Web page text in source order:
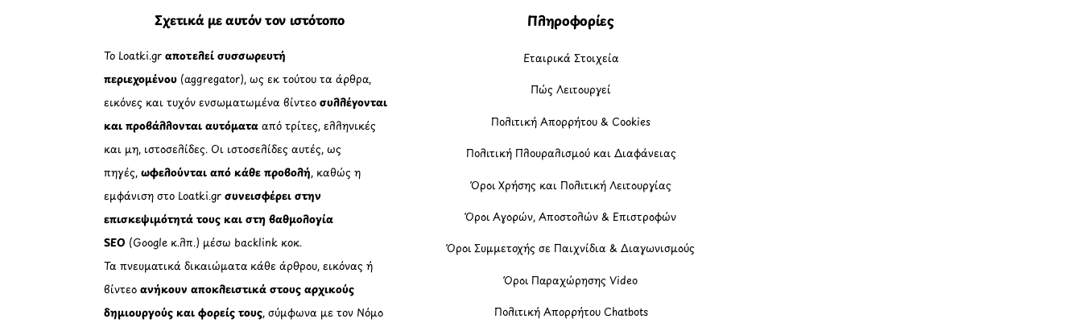
Σχετικά με αυτόν τον ιστότοπο
Το Loatki.grαποτελεί συσσωρευτή
περιεχομένου (aggregator), ως εκ τούτου τα άρθρα,
εικόνες και τυχόν ενσωματωμένα βίντεοσυλλέγονται
και προβάλλονται αυτόματααπό τρίτες, ελληνικές
και μη, ιστοσελίδες. Οι ιστοσελίδες αυτές, ως
πηγές,ωφελούνται από κάθε προβολή, καθώς η
εμφάνιση στο Loatki.gr συνεισφέρει στην
επισκεψιμότητά τους και στη βαθμολογία
SEO (Google κ.λπ.) μέσω backlink κοκ.
Τα πνευματικά δικαιώματα κάθε άρθρου, εικόνας ή
βίντεοανήκουν αποκλειστικά στους αρχικούς
δημιουργούς και φορείς τους, σύμφωνα με τον Νόμο
Πληροφορίες
Εταιρικά Στοιχεία
Πώς Λειτουργεί
Πολιτική Απορρήτου & Cookies
Πολιτική Πλουραλισμού και Διαφάνειας
Όροι Χρήσης και Πολιτική Λειτουργίας
Όροι Αγορών, Αποστολών & Επιστροφών
Όροι Συμμετοχής σε Παιχνίδια & Διαγωνισμούς
Όροι Παραχώρησης Video
Πολιτική Απορρήτου Chatbots